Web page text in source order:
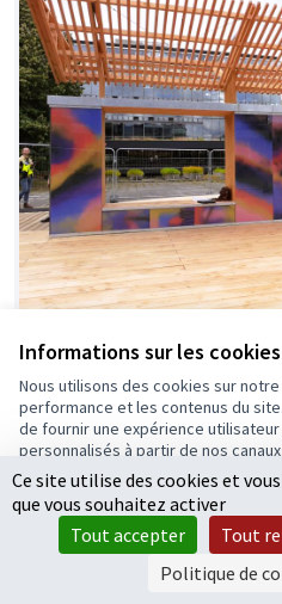
Informations sur les
Nous utilisons des cookies sur
performance et les contenus du
de fournir une expérience
personnalisés à partir de nos
Tout
Accepter seulement
Ouvre le bal, espaces
collective
Proposition officielle 0
Ce site utilise des cookies et
que vous souhaitez activer
Tout accepter
Tout
Politique de